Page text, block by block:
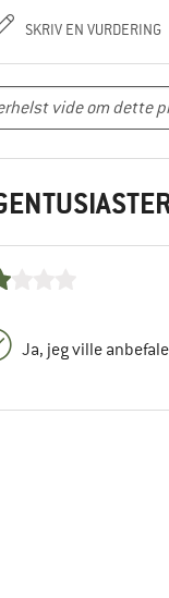
SKRIV EN VURDERING
Ja, jeg ville